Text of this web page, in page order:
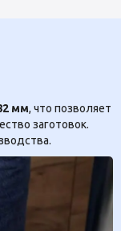
мм, что позволяет
заготовок.